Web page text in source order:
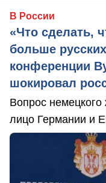
В России
«Что сделать,
больше
конференции
шокировал
Вопрос немецкого
лицо Германии и